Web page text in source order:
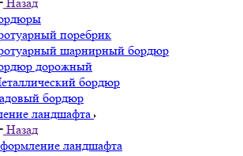
поребрик
шарнирный бордюр
дорожный
бордюр
бордюр
ландшафта
Назад
ландшафта